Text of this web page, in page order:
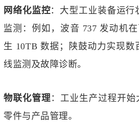
网络化监控：大型工业装备运行
监测：例如，波音 737 发动机
生 10TB 数据；陕鼓动力实现数
线监测及故障诊断。
物联化管理 ：工业生产过程开
零件与产品管理。